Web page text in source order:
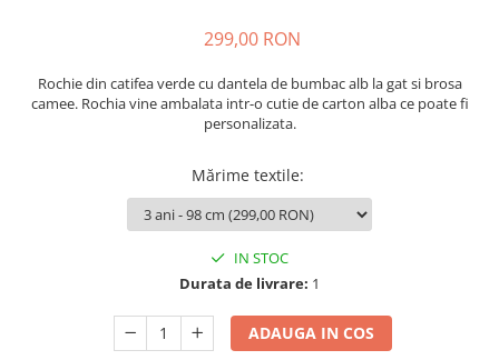
299,00 RON
Rochie din catifea verde cu dantela de bumbac alb la gat si brosa
camee. Rochia vine ambalata intr-o cutie de carton alba ce poate fi
personalizata.
Mărime textile:
IN STOC
Durata de livrare: 1
ADAUGA IN COS